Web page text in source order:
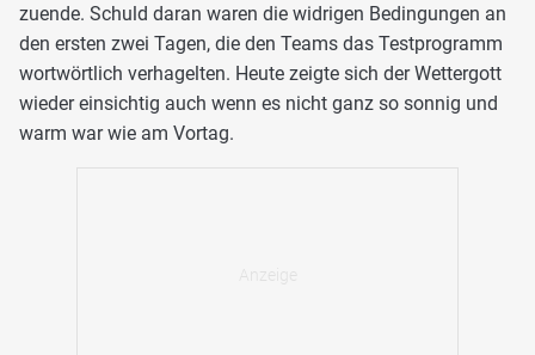
zuende. Schuld daran waren die widrigen Bedingungen an
den ersten zwei Tagen, die den Teams das Testprogramm
wortwörtlich verhagelten. Heute zeigte sich der Wettergott
wieder einsichtig auch wenn es nicht ganz so sonnig und
warm war wie am Vortag.